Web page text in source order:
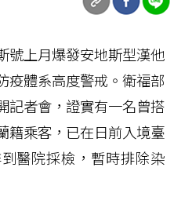
號上月爆發安地斯型漢他
疫體系高度警戒。衛福部
記者會，證實有一名曾搭
籍乘客，已在日前入境臺
醫院採檢，暫時排除染